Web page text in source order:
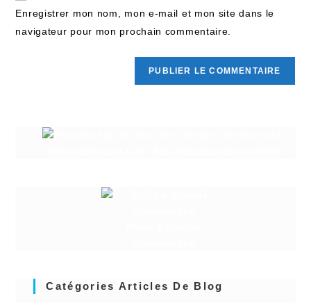
Enregistrer mon nom, mon e-mail et mon site dans le
navigateur pour mon prochain commentaire.
Catégories Articles De Blog